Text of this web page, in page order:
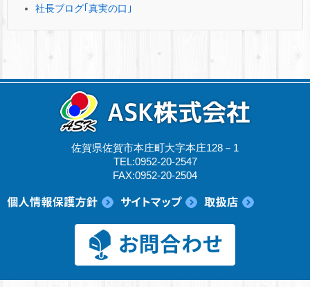
社長ブログ｢真実の口｣
佐賀県佐賀市本庄町大字本庄128－1
TEL:0952-20-2547
FAX:0952-20-2504